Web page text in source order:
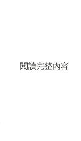
閱讀完整內容